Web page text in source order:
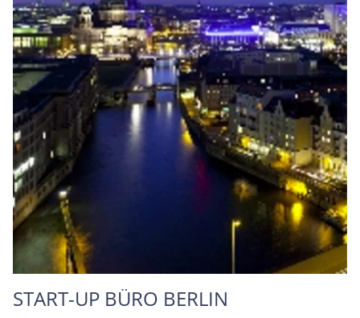
START-UP BÜRO BERLIN